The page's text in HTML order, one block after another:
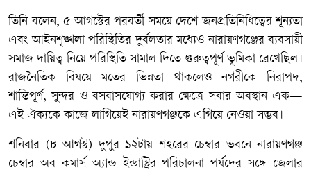
তিনি বলেন, ৫ আগস্টের পরবর্তী সময়ে দেশে জনপ্রতিনিধিত্বের শূন্যতা
এবং আইনশৃঙ্খলা পরিস্থিতির দুর্বলতার মধ্যেও নারায়ণগঞ্জের ব্যবসায়ী
সমাজ দায়িত্ব নিয়ে পরিস্থিতি সামাল দিতে গুরুত্বপূর্ণ ভূমিকা রেখেছিল।
রাজনৈতিক বিষয়ে মতের ভিন্নতা থাকলেও নগরীকে নিরাপদ,
শান্তিপূর্ণ, সুন্দর ও বসবাসযোগ্য করার ক্ষেত্রে সবার অবস্থান এক—
এই ঐক্যকে কাজে লাগিয়েই নারায়ণগঞ্জকে এগিয়ে নেওয়া সম্ভব।
শনিবার (৮ আগস্ট) দুপুর ১২টায় শহরের চেম্বার ভবনে নারায়ণগঞ্জ
চেম্বার অব কমার্স অ্যান্ড ইন্ডাস্ট্রির পরিচালনা পর্ষদের সঙ্গে জেলার